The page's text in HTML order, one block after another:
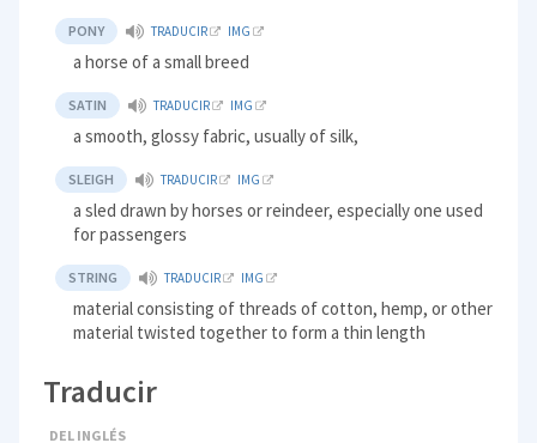
PONY TRADUCIR IMG
a horse of a small breed
SATIN TRADUCIR IMG
a smooth, glossy fabric, usually of silk,
SLEIGH TRADUCIR IMG
a sled drawn by horses or reindeer, especially one used
for passengers
STRING TRADUCIR IMG
material consisting of threads of cotton, hemp, or other
material twisted together to form a thin length
Traducir
DEL INGLÉS